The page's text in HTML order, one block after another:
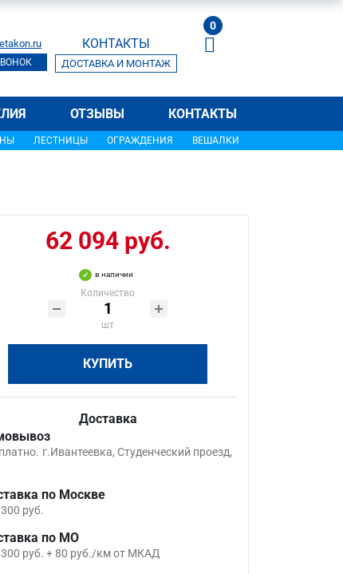
КОНТАКТЫ
ДОСТАВКА И МОНТАЖ
0
ОТЗЫВЫ КОНТАКТЫ
ЛЕСТНИЦЫ ОГРАЖДЕНИЯ ВЕШАЛКИ
62 094 руб.
в наличии
Количество
шт
КУПИТЬ
Доставка
г.Ивантеевка, Студенческий проезд,
по Москве
руб.
по МО
руб. + 80 руб./км от МКАД